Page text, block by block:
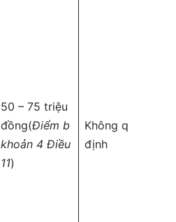
50 – 75 triệu
đồng(Điểm b
khoản 4 Điều
11)
Không quy
định